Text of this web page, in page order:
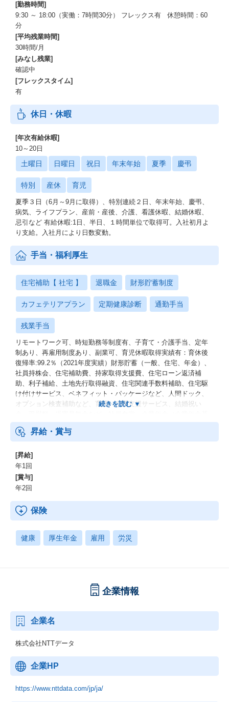
[勤務時間]
9:30 ～ 18:00（実働：7時間30分） フレックス有 休憩時間：60
分
[平均残業時間]
30時間/月
[みなし残業]
確認中
[フレックスタイム]
有
休日・休暇
[年次有給休暇]
10～20日
土曜日 日曜日 祝日 年末年始 夏季 慶弔
特別 産休 育児
夏季３日（6月～9月に取得）、特別連続２日、年末年始、慶弔、
病気、ライフプラン、産前・産後、介護、看護休暇、結婚休暇、
忌引など 有給休暇:1日、半日、１時間単位で取得可。入社初月よ
り支給。入社月により日数変動。
手当・福利厚生
住宅補助【 社宅 】 退職金 財形貯蓄制度
カフェテリアプラン 定期健康診断 通勤手当
残業手当
リモートワーク可、時短勤務等制度有、子育て・介護手当、定年
制あり、再雇用制度あり、副業可、育児休暇取得実績有：育休後
復帰率:99.2％（2021年度実績）財形貯蓄（一般、住宅、年金）、
社員持株会、住宅補助費、持家取得支援費、住宅ローン返済補
助、利子補給、土地先行取得融資、住宅関連手数料補助、住宅駆
け付けサービス、ベネフィット・パッケージなど、人間ドック、
オプション検査補助など、育児・介護支援サービス、結婚祝い
金、確定拠出年金）、電気通信共済会(個人年金、遺児育英基金)
昇給・賞与
[昇給]
年1回
[賞与]
年2回
保険
健康 厚生年金 雇用 労災
企業情報
企業名
株式会社NTTデータ
企業HP
https://www.nttdata.com/jp/ja/